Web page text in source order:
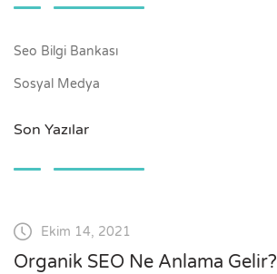
Seo Bilgi Bankası
Sosyal Medya
Son Yazılar
Ekim 14, 2021
Organik SEO Ne Anlama Gelir?